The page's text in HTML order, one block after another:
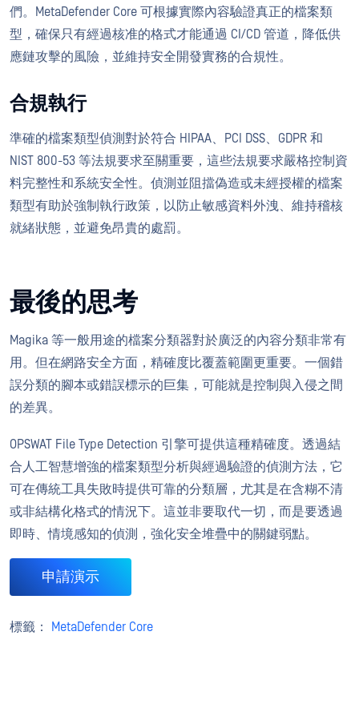
們。MetaDefender Core 可根據實際內容驗證真正的檔案類
型，確保只有經過核准的格式才能通過 CI/CD 管道，降低供
應鏈攻擊的風險，並維持安全開發實務的合規性。
合規執行
準確的檔案類型偵測對於符合 HIPAA、PCI DSS、GDPR 和
NIST 800-53 等法規要求至關重要，這些法規要求嚴格控制資
料完整性和系統安全性。偵測並阻擋偽造或未經授權的檔案
類型有助於強制執行政策，以防止敏感資料外洩、維持稽核
就緒狀態，並避免昂貴的處罰。
最後的思考
Magika 等一般用途的檔案分類器對於廣泛的內容分類非常有
用。但在網路安全方面，精確度比覆蓋範圍更重要。一個錯
誤分類的腳本或錯誤標示的巨集，可能就是控制與入侵之間
的差異。
OPSWAT File Type Detection 引擎可提供這種精確度。透過結
合人工智慧增強的檔案類型分析與經過驗證的偵測方法，它
可在傳統工具失敗時提供可靠的分類層，尤其是在含糊不清
或非結構化格式的情況下。這並非要取代一切，而是要透過
即時、情境感知的偵測，強化安全堆疊中的關鍵弱點。
申請演示
標籤： MetaDefender Core